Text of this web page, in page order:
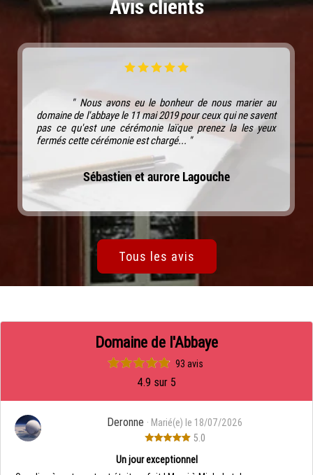
Avis clients
" Nous avons eu le bonheur de nous marier au
domaine de l'abbaye le 11 mai 2019 pour ceux qui ne savent
pas ce qu'est une cérémonie laïque prenez la les yeux
fermés cette cérémonie est chargé... "
Sébastien et aurore Lagouche
Tous les avis
Domaine de l'Abbaye
93 avis
4.9 sur 5
Deronne · Marié(e) le 18/07/2026
5.0
Un jour exceptionnel